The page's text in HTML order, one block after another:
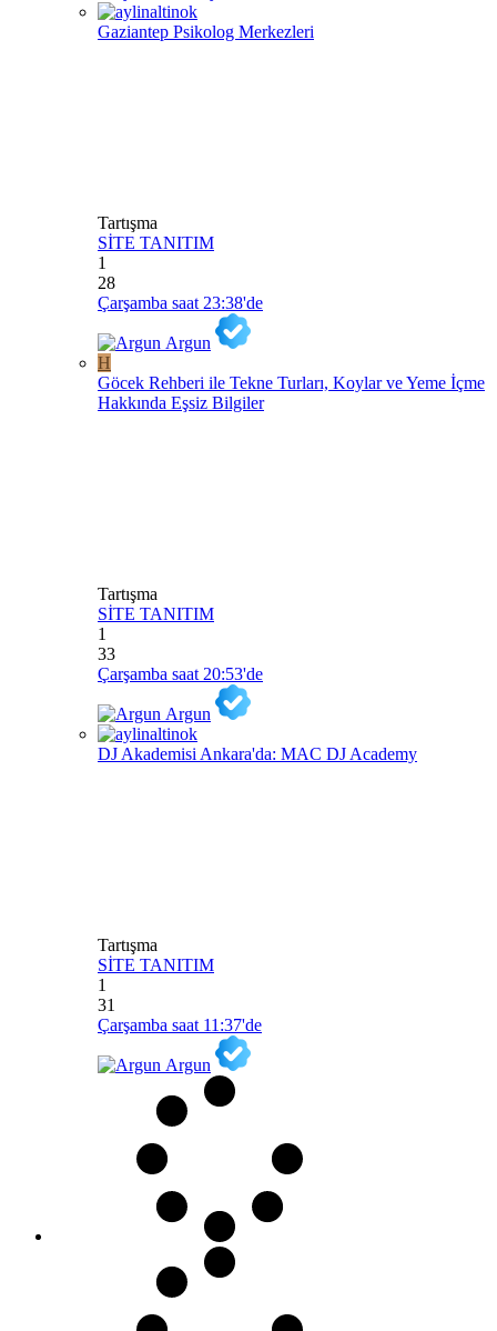
Gaziantep Psikolog Merkezleri
Tartışma
SİTE TANITIM
1
28
Çarşamba saat 23:38'de
Argun
H
Göcek Rehberi ile Tekne Turları, Koylar ve Yeme İçme
Hakkında Eşsiz Bilgiler
Tartışma
SİTE TANITIM
1
33
Çarşamba saat 20:53'de
Argun
DJ Akademisi Ankara'da: MAC DJ Academy
Tartışma
SİTE TANITIM
1
31
Çarşamba saat 11:37'de
Argun